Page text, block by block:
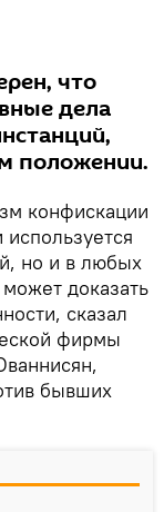
что
дела
положении.
конфискации
но и в любых
доказать
сказал
фирмы
бывших